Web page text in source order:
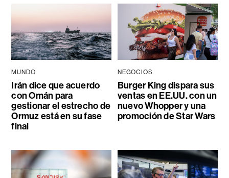
MUNDO
Irán dice que acuerdo
con Omán para
gestionar el estrecho de
Ormuz está en su fase
final
NEGOCIOS
Burger King dispara sus
ventas en EE.UU. con un
nuevo Whopper y una
promoción de Star Wars